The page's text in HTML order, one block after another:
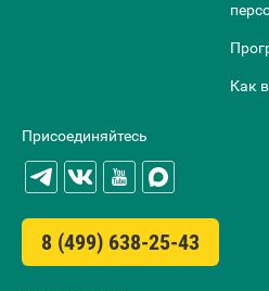
Как
Присоединяйтесь
8 (499) 638-25-43